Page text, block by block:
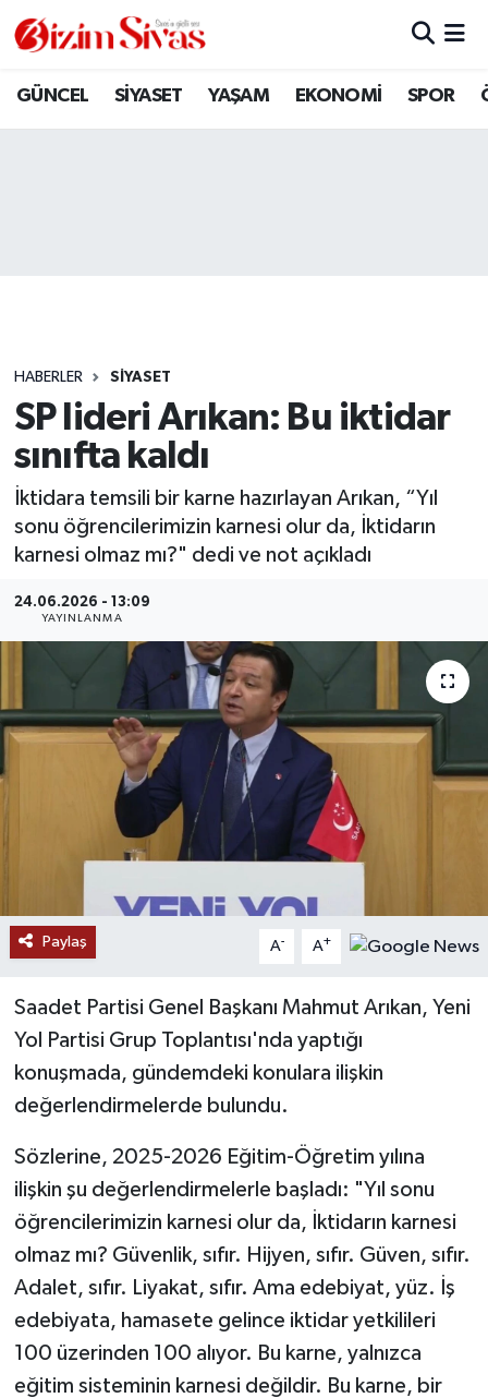
GÜNCEL SİYASET YAŞAM EKONOMİ SPOR
HABERLER SİYASET
SP lideri Arıkan: Bu iktidar
sınıfta kaldı
İktidara temsili bir karne hazırlayan Arıkan, “Yıl
sonu öğrencilerimizin karnesi olur da, İktidarın
karnesi olmaz mı?" dedi ve not açıkladı
24.06.2026 - 13:09
YAYINLANMA
Paylaş A- A+
Saadet Partisi Genel Başkanı Mahmut Arıkan, Yeni
Yol Partisi Grup Toplantısı'nda yaptığı
konuşmada, gündemdeki konulara ilişkin
değerlendirmelerde bulundu.
Sözlerine, 2025-2026 Eğitim-Öğretim yılına
ilişkin şu değerlendirmelerle başladı: "Yıl sonu
öğrencilerimizin karnesi olur da, İktidarın karnesi
olmaz mı? Güvenlik, sıfır. Hijyen, sıfır. Güven, sıfır.
Adalet, sıfır. Liyakat, sıfır. Ama edebiyat, yüz. İş
edebiyata, hamasete gelince iktidar yetkilileri
100 üzerinden 100 alıyor. Bu karne, yalnızca
eğitim sisteminin karnesi değildir. Bu karne, bir
ARAMIZDAN AYRILANLAR
GÜNCEL
KÜLTÜR
MAGAZİN
RESMİ İLANLAR
SAĞLIK
SİYASET
SOSYAL YARDIMLAR
SPONSORLU YAZI
SPOR
YAŞAM
Sivas Nöbetçi Eczaneler
Son Dakika Haberleri
Haber Arşivi